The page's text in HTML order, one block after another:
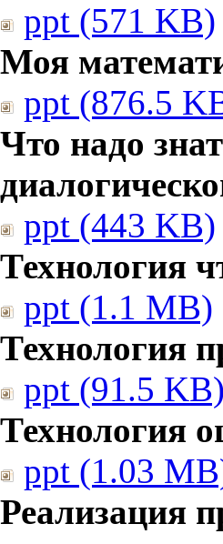
ppt (571 KB)
Моя
ppt (876.5
Что надо
ppt (443 KB)
Технология
ppt (1.1 MB)
Технология
ppt (91.5 KB)
Технология
ppt (1.03
Реализация